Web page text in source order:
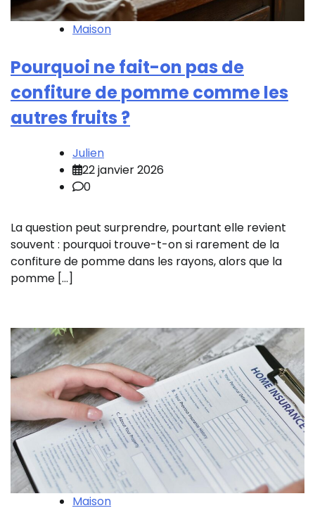
Maison
Pourquoi ne fait-on pas de
confiture de pomme comme les
autres fruits ?
Julien
22 janvier 2026
0
La question peut surprendre, pourtant elle revient
souvent : pourquoi trouve-t-on si rarement de la
confiture de pomme dans les rayons, alors que la
pomme […]
Maison